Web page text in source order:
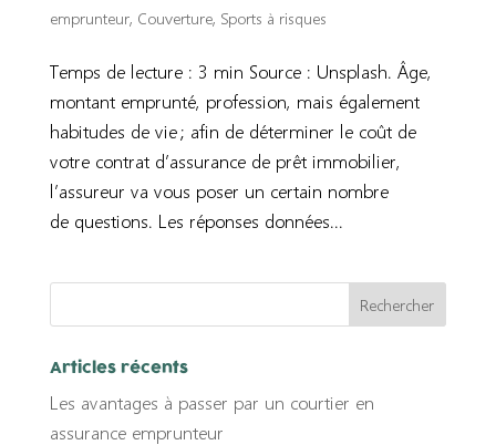
emprunteur, Couverture, Sports à risques
Temps de lecture : 3 min Source : Unsplash. Âge,
montant emprunté, profession, mais également
habitudes de vie ; afin de déterminer le coût de
votre contrat d’assurance de prêt immobilier,
l’assureur va vous poser un certain nombre
de questions. Les réponses données...
Articles récents
Les avantages à passer par un courtier en
assurance emprunteur